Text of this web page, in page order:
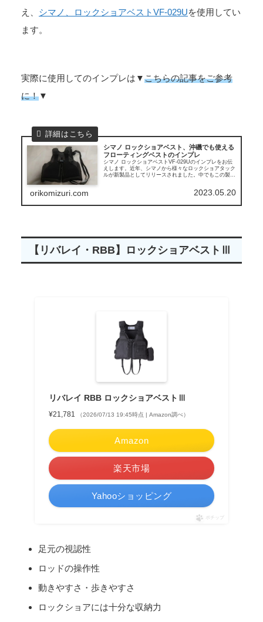
え、 シマノ、ロックショアベストVF-029Uを使用してい
ます。
実際に使用してのインプレは▼こちらの記事をご参考
に！▼
シマノ ロックショアベスト、沖磯でも使える
フローティングベストのインプレ
シマノ ロックショアベストVF-029Uのインプレをお伝
えします。近年、シマノから様々なロックショアタック
ルが新製品としてリリースされました。中でもこの製品
orikomizuri.com 2023.05.20
【リバレイ・RBB】ロックショアベストⅢ
リバレイ RBB ロックショアベストⅢ
¥21,781 （2026/07/13 19:45時点 | Amazon調べ）
Amazon
楽天市場
Yahooショッピング
ポチップ
足元の視認性
ロッドの操作性
動きやすさ・歩きやすさ
ロックショアには十分な収納力